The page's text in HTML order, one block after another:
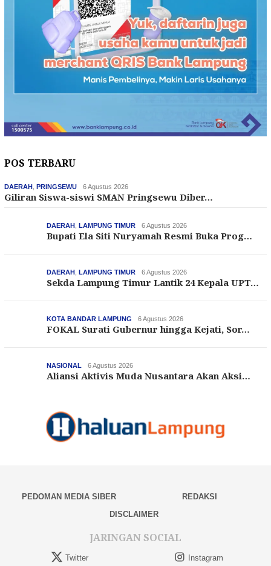
POS TERBARU
DAERAH PRINGSEWU 6 Agustus 2026
Giliran Siswa-siswi SMAN Pringsewu Diber…
DAERAH LAMPUNG TIMUR 6 Agustus 2026
Bupati Ela Siti Nuryamah Resmi Buka Prog…
DAERAH LAMPUNG TIMUR 6 Agustus 2026
Sekda Lampung Timur Lantik 24 Kepala UPT…
KOTA BANDAR LAMPUNG 6 Agustus 2026
FOKAL Surati Gubernur hingga Kejati, Sor…
NASIONAL 6 Agustus 2026
Aliansi Aktivis Muda Nusantara Akan Aksi…
PEDOMAN MEDIA SIBER
REDAKSI
DISCLAIMER
JARINGAN SOCIAL
Twitter Instagram